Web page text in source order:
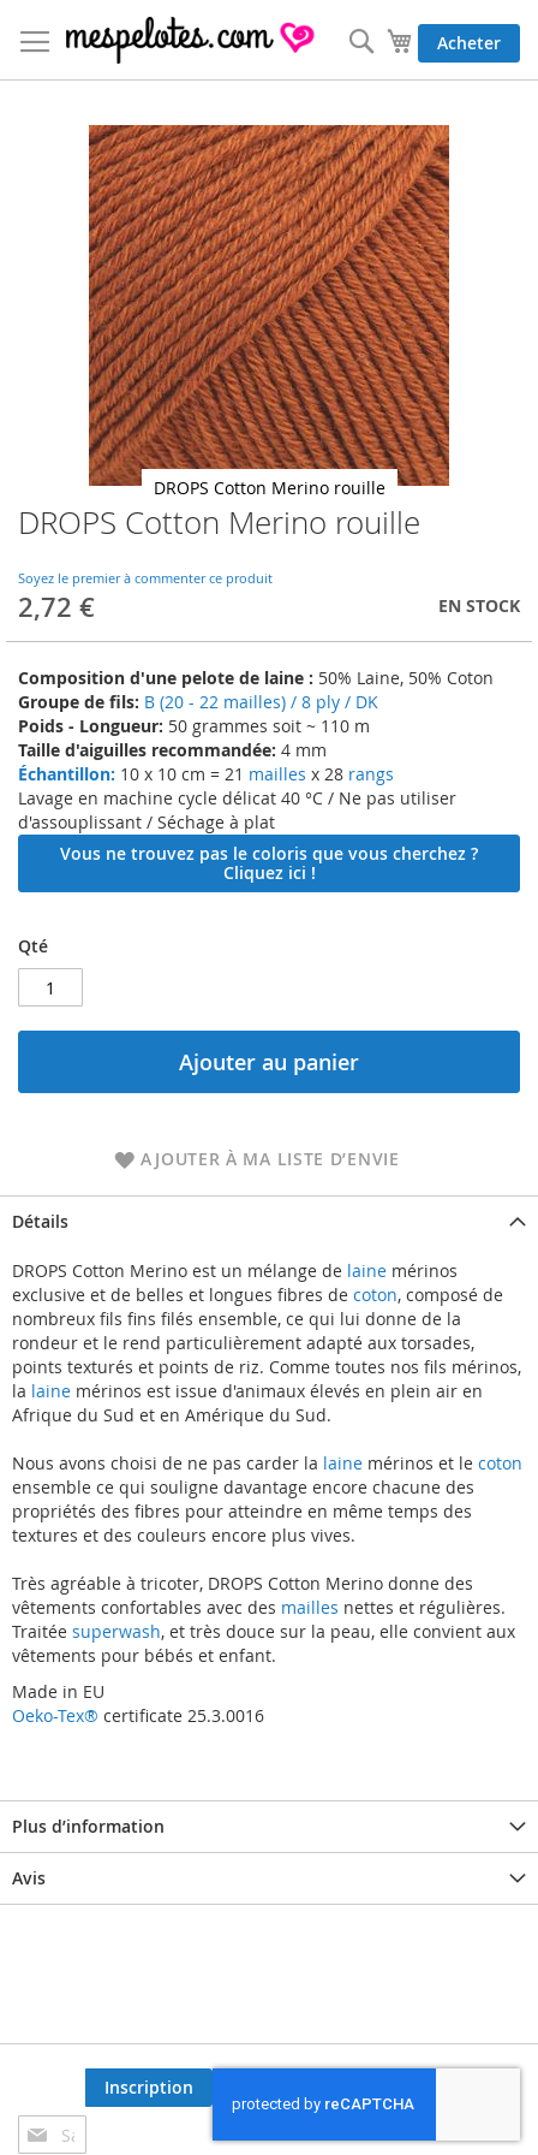
au
contenu
Mon panier
Acheter
Rechercher
DROPS Cotton Merino rouille
Soyez le premier à commenter ce produit
2,72 € EN STOCK
Composition d'une pelote de laine : 50% Laine, 50% Coton
Groupe de fils: B (20 - 22 mailles) / 8 ply / DK
Poids - Longueur: 50 grammes soit ~ 110 m
Taille d'aiguilles recommandée: 4 mm
Échantillon: 10 x 10 cm = 21 mailles x 28 rangs
Lavage en machine cycle délicat 40 °C / Ne pas utiliser
d'assouplissant / Séchage à plat
Vous ne trouvez pas le coloris que vous cherchez ?
Cliquez ici !
Qté
Ajouter au panier
AJOUTER À MA LISTE D’ENVIE
DROPS Cotton Merino rouille
Skip
to
beginning
of
the
gallery
Détails
DROPS Cotton Merino est un mélange de laine mérinos
exclusive et de belles et longues fibres de coton, composé de
nombreux fils fins filés ensemble, ce qui lui donne de la
rondeur et le rend particulièrement adapté aux torsades,
points texturés et points de riz. Comme toutes nos fils mérinos,
la laine mérinos est issue d'animaux élevés en plein air en
Afrique du Sud et en Amérique du Sud.
Nous avons choisi de ne pas carder la laine mérinos et le coton
ensemble ce qui souligne davantage encore chacune des
propriétés des fibres pour atteindre en même temps des
textures et des couleurs encore plus vives.
Très agréable à tricoter, DROPS Cotton Merino donne des
vêtements confortables avec des mailles nettes et régulières.
Traitée superwash, et très douce sur la peau, elle convient aux
vêtements pour bébés et enfant.
Made in EU
Oeko-Tex® certificate 25.3.0016
Plus d’information
Avis
Inscription
à
Inscription